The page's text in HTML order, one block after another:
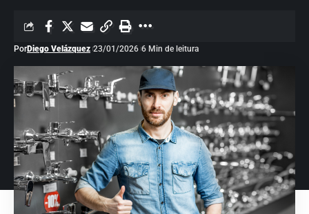
PorDiego Velázquez 23/01/2026 6 Min de leitura